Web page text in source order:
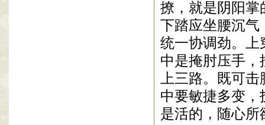
撩，就是阴阳掌
下踏应坐腰沉气
统一协调劲。上
中是掩肘压手
上三路。既可
中要敏捷多变
是活的，随心